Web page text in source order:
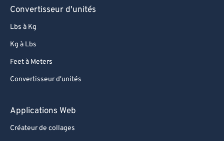
Convertisseur d'unités
Lbs à Kg
Kg à Lbs
Feet à Meters
Convertisseur d'unités
Applications Web
Créateur de collages